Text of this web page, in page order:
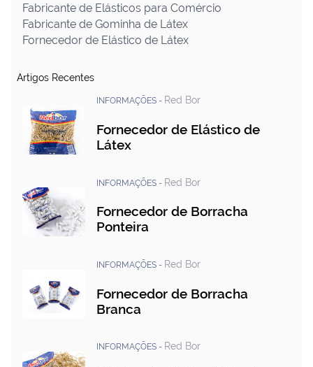
Fabricante de Elásticos para Comércio
Fabricante de Gominha de Látex
Fornecedor de Elástico de Látex
Artigos Recentes
INFORMAÇÕES - Red Bor
Fornecedor de Elástico de
Látex
INFORMAÇÕES - Red Bor
Fornecedor de Borracha
Ponteira
INFORMAÇÕES - Red Bor
Fornecedor de Borracha
Branca
INFORMAÇÕES - Red Bor